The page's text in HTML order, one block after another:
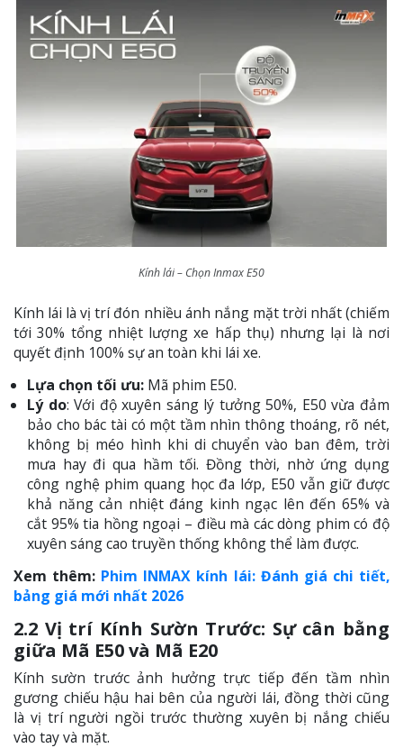
Kính lái – Chọn Inmax E50
Kính lái là vị trí đón nhiều ánh nắng mặt trời nhất (chiếm
tới 30% tổng nhiệt lượng xe hấp thụ) nhưng lại là nơi
quyết định 100% sự an toàn khi lái xe.
Lựa chọn tối ưu: Mã phim E50.
Lý do: Với độ xuyên sáng lý tưởng 50%, E50 vừa đảm
bảo cho bác tài có một tầm nhìn thông thoáng, rõ nét,
không bị méo hình khi di chuyển vào ban đêm, trời
mưa hay đi qua hầm tối. Đồng thời, nhờ ứng dụng
công nghệ phim quang học đa lớp, E50 vẫn giữ được
khả năng cản nhiệt đáng kinh ngạc lên đến 65% và
cắt 95% tia hồng ngoại – điều mà các dòng phim có độ
xuyên sáng cao truyền thống không thể làm được.
Xem thêm: Phim INMAX kính lái: Đánh giá chi tiết,
bảng giá mới nhất 2026
2.2 Vị trí Kính Sườn Trước: Sự cân bằng
giữa Mã E50 và Mã E20
Kính sườn trước ảnh hưởng trực tiếp đến tầm nhìn
gương chiếu hậu hai bên của người lái, đồng thời cũng
là vị trí người ngồi trước thường xuyên bị nắng chiếu
vào tay và mặt.